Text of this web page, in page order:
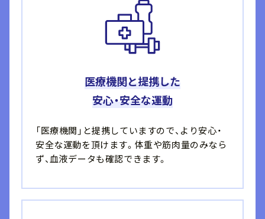
医療機関と提携した
安心・安全な運動
「医療機関」と提携していますので、より安心・
安全な運動を頂けます。体重や筋肉量のみなら
ず、血液データも確認できます。